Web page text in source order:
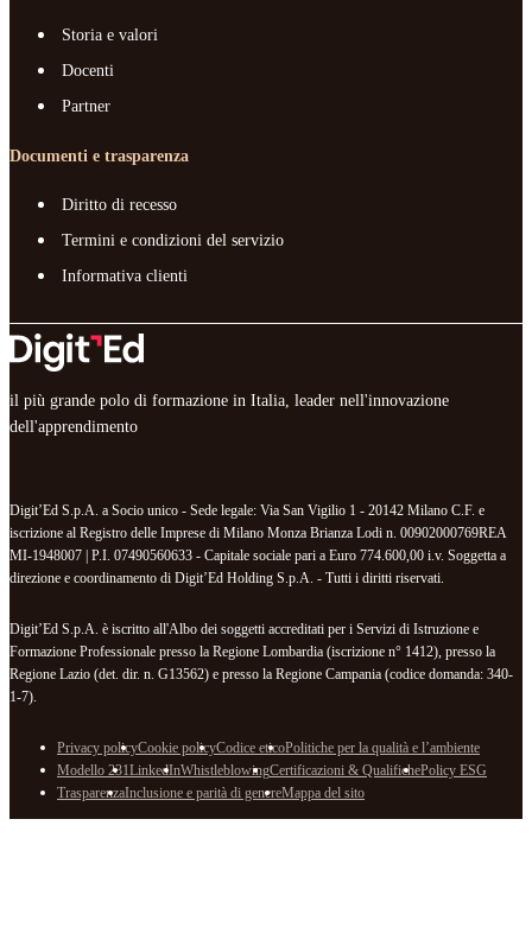
Storia e valori
Docenti
Partner
Documenti e trasparenza
Diritto di recesso
Termini e condizioni del servizio
Informativa clienti
il più grande polo di formazione in Italia, leader nell'innovazione
dell'apprendimento
Digit’Ed S.p.A. a Socio unico - Sede legale: Via San Vigilio 1 - 20142 Milano C.F. e
iscrizione al Registro delle Imprese di Milano Monza Brianza Lodi n. 00902000769REA
MI-1948007 | P.I. 07490560633 - Capitale sociale pari a Euro 774.600,00 i.v. Soggetta a
direzione e coordinamento di Digit’Ed Holding S.p.A. - Tutti i diritti riservati.
Digit’Ed S.p.A. è iscritto all'Albo dei soggetti accreditati per i Servizi di Istruzione e
Formazione Professionale presso la Regione Lombardia (iscrizione n° 1412), presso la
Regione Lazio (det. dir. n. G13562) e presso la Regione Campania (codice domanda: 340-
1-7).
Privacy policyCookie policyCodice eticoPolitiche per la qualità e l’ambiente
Modello 231LinkedInWhistleblowingCertificazioni & QualifichePolicy ESG
TrasparenzaInclusione e parità di genereMappa del sito